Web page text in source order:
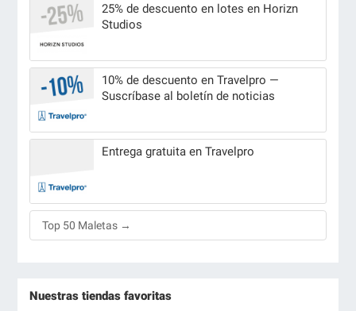
25% de descuento en lotes en Horizn
Studios
10% de descuento en Travelpro —
Suscríbase al boletín de noticias
Entrega gratuita en Travelpro
Top 50 Maletas →
Nuestras tiendas favoritas